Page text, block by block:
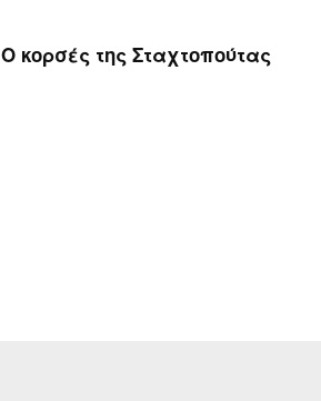
Ο κορσές της Σταχτοπούτας